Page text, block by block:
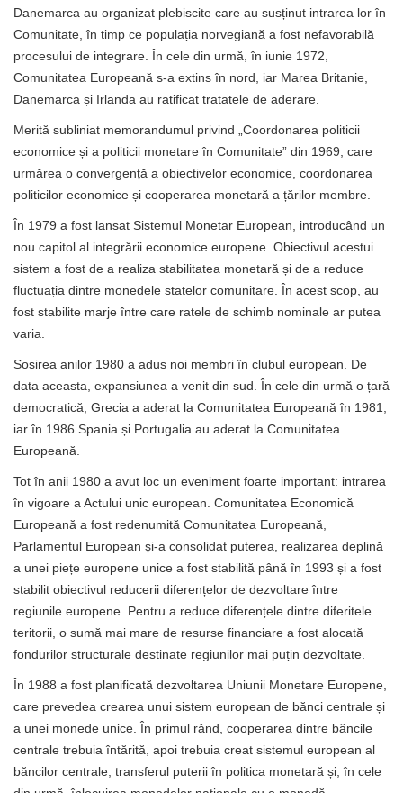
Danemarca au organizat plebiscite care au susținut intrarea lor în
Comunitate, în timp ce populația norvegiană a fost nefavorabilă
procesului de integrare. În cele din urmă, în iunie 1972,
Comunitatea Europeană s-a extins în nord, iar Marea Britanie,
Danemarca și Irlanda au ratificat tratatele de aderare.
Merită subliniat memorandumul privind „Coordonarea politicii
economice și a politicii monetare în Comunitate” din 1969, care
urmărea o convergență a obiectivelor economice, coordonarea
politicilor economice și cooperarea monetară a țărilor membre.
În 1979 a fost lansat Sistemul Monetar European, introducând un
nou capitol al integrării economice europene. Obiectivul acestui
sistem a fost de a realiza stabilitatea monetară și de a reduce
fluctuația dintre monedele statelor comunitare. În acest scop, au
fost stabilite marje între care ratele de schimb nominale ar putea
varia.
Sosirea anilor 1980 a adus noi membri în clubul european. De
data aceasta, expansiunea a venit din sud. În cele din urmă o țară
democratică, Grecia a aderat la Comunitatea Europeană în 1981,
iar în 1986 Spania și Portugalia au aderat la Comunitatea
Europeană.
Tot în anii 1980 a avut loc un eveniment foarte important: intrarea
în vigoare a Actului unic european. Comunitatea Economică
Europeană a fost redenumită Comunitatea Europeană,
Parlamentul European și-a consolidat puterea, realizarea deplină
a unei piețe europene unice a fost stabilită până în 1993 și a fost
stabilit obiectivul reducerii diferențelor de dezvoltare între
regiunile europene. Pentru a reduce diferențele dintre diferitele
teritorii, o sumă mai mare de resurse financiare a fost alocată
fondurilor structurale destinate regiunilor mai puțin dezvoltate.
În 1988 a fost planificată dezvoltarea Uniunii Monetare Europene,
care prevedea crearea unui sistem european de bănci centrale și
a unei monede unice. În primul rând, cooperarea dintre băncile
centrale trebuia întărită, apoi trebuia creat sistemul european al
băncilor centrale, transferul puterii în politica monetară și, în cele